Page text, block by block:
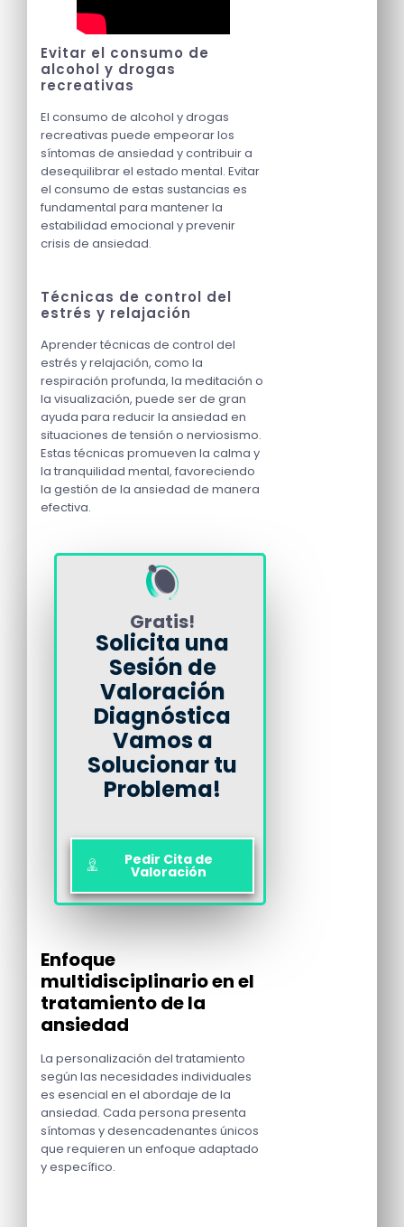
Evitar el consumo de
alcohol y drogas
recreativas
El consumo de alcohol y drogas
recreativas puede empeorar los
síntomas de ansiedad y contribuir a
desequilibrar el estado mental. Evitar
el consumo de estas sustancias es
fundamental para mantener la
estabilidad emocional y prevenir
crisis de ansiedad.
Técnicas de control del
estrés y relajación
Aprender técnicas de control del
estrés y relajación, como la
respiración profunda, la meditación o
la visualización, puede ser de gran
ayuda para reducir la ansiedad en
situaciones de tensión o nerviosismo.
Estas técnicas promueven la calma y
la tranquilidad mental, favoreciendo
la gestión de la ansiedad de manera
efectiva.
Gratis!
Solicita una
Sesión de
Valoración
Diagnóstica
Vamos a
Solucionar tu
Problema!
Pedir Cita de
Valoración
Enfoque
multidisciplinario en el
tratamiento de la
ansiedad
La personalización del tratamiento
según las necesidades individuales
es esencial en el abordaje de la
ansiedad. Cada persona presenta
síntomas y desencadenantes únicos
que requieren un enfoque adaptado
y específico.